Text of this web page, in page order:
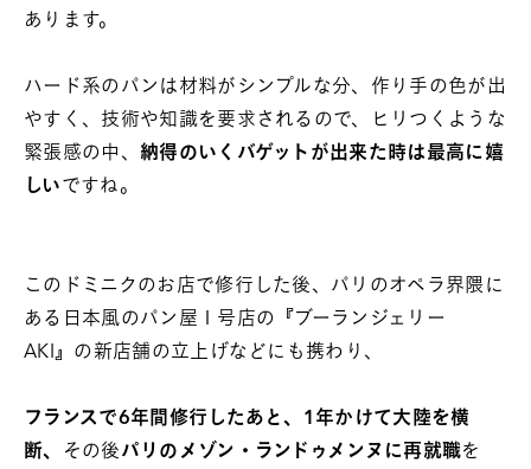
あります。
ハード系のパンは材料がシンプルな分、作り手の色が出
やすく、技術や知識を要求されるので、ヒリつくような
緊張感の中、 納得のいくバゲットが出来た時は最高に嬉
しいですね。
このドミニクのお店で修行した後、パリのオペラ界隈に
ある日本風のパン屋１号店の『ブーランジェリー
AKI』の新店舗の立上げなどにも携わり、
フランスで6年間修行したあと、1年かけて大陸を横
断、
その後パリのメゾン・ランドゥメンヌに再就職を